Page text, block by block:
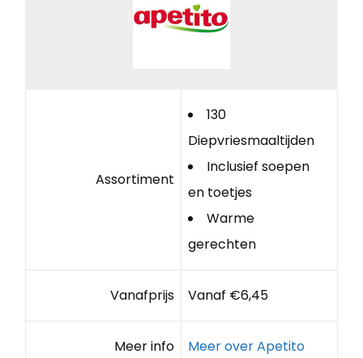
Assortiment
130
Diepvriesmaaltijden
Inclusief soepen
en toetjes
Warme
gerechten
Vanafprijs Vanaf €6,45
Meer info Meer over Apetito